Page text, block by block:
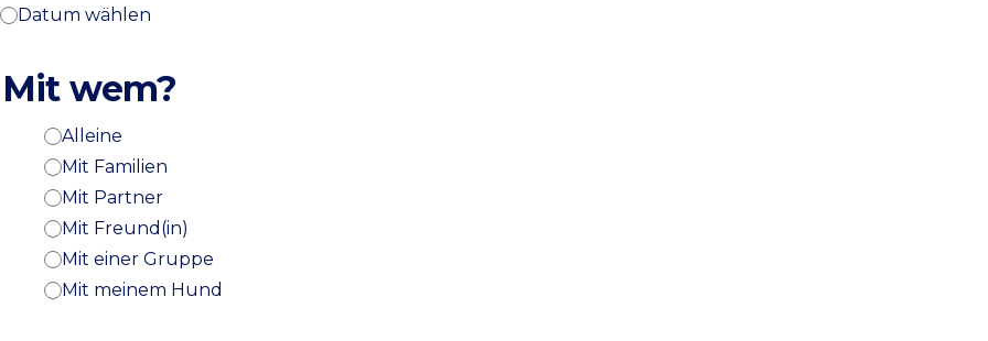
Datum wählen
Mit wem?
Alleine
Mit Familien
Mit Partner
Mit Freund(in)
Mit einer Gruppe
Mit meinem Hund